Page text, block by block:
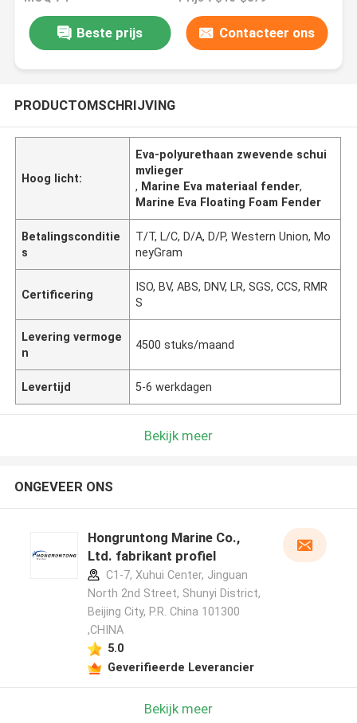
Beste prijs Contacteer ons
PRODUCTOMSCHRIJVING
Hoog licht:
Eva-polyurethaan zwevende schui
mvlieger
, Marine Eva materiaal fender,
Marine Eva Floating Foam Fender
Betalingsconditie
s
T/T, L/C, D/A, D/P, Western Union, Mo
neyGram
Certificering
ISO, BV, ABS, DNV, LR, SGS, CCS, RMR
S
Levering vermoge
n
4500 stuks/maand
Levertijd 5-6 werkdagen
Bekijk meer
ONGEVEER ONS
Hongruntong Marine Co.,
Ltd. fabrikant profiel
C1-7, Xuhui Center, Jinguan
North 2nd Street, Shunyi District,
Beijing City, P.R. China 101300
,CHINA
5.0
Geverifieerde Leverancier
Bekijk meer